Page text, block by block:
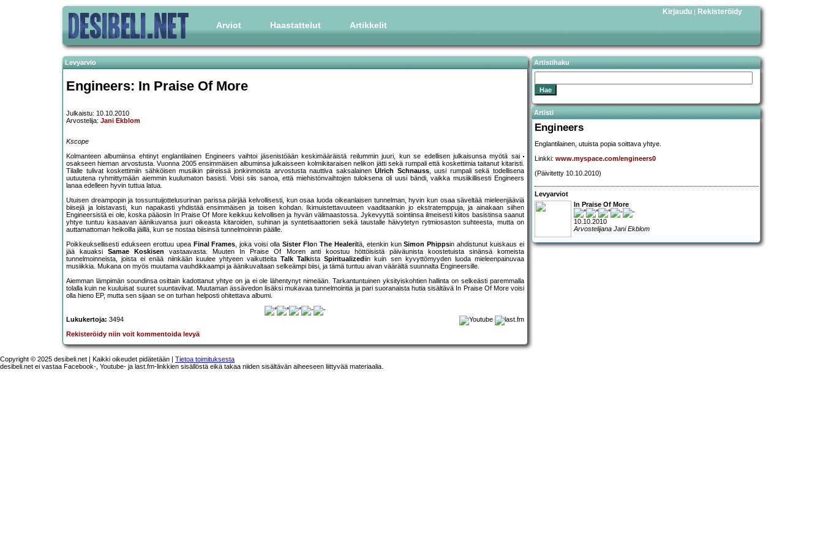
Arviot Haastattelut Artikkelit
Kirjaudu | Rekisteröidy
Levyarvio
Engineers: In Praise Of More
Julkaistu: 10.10.2010
Arvostelija: Jani Ekblom
Kscope
Kolmanteen albumiinsa ehtinyt englantilainen Engineers vaihtoi jäsenistöään keskimääräistä reilummin juuri, kun se edellisen julkaisunsa myötä sai
osakseen hieman arvostusta. Vuonna 2005 ensimmäisen albuminsa julkaisseen kolmikitaraisen nelikon jätti sekä rumpali että koskettimia taitanut kitaristi.
Tilalle tulivat koskettimiin sähköisen musiikin piireissä jonkinmoista arvostusta nauttiva saksalainenUlrich Schnauss, uusi rumpali sekä todellisena
uutuutena ryhmittymään aiemmin kuulumaton basisti. Voisi siis sanoa, että miehistönvaihtojen tuloksena oli uusi bändi, vaikka musiikillisesti Engineers
lanaa edelleen hyvin tuttua latua.
Utuisen dreampopin ja tossuntuijottelusurinan parissa pärjää kelvollisesti, kun osaa luoda oikeanlaisen tunnelman, hyvin kun osaa säveltää mieleenjääviä
biisejä ja loistavasti, kun napakasti yhdistää ensimmäisen ja toisen kohdan. Ikimuistettavuuteen vaaditaankin jo ekstratemppuja, ja ainakaan siihen
Engineersistä ei ole, koska pääosin In Praise Of More keikkuu kelvollisen ja hyvän välimaastossa. Jykevyyttä sointiinsa ilmeisesti kiitos basistinsa saanut
yhtye tuntuu kasaavan äänikuvansa juuri oikeasta kitaroiden, suhinan ja syntetisaattorien sekä taustalle häivytetyn rytmiosaston suhteesta, mutta on
auttamattoman heikoilla jäillä, kun se nostaa biisinsä tunnelmoinnin päälle.
Poikkeuksellisesti edukseen erottuu upea Final Frames, joka voisi ollaSister Flon The Healeriltä, etenkin kunSimon Phippsin ahdistunut kuiskaus ei
jää kauaksiSamae Koskisen vastaavasta. Muuten In Praise Of Moren anti koostuu höttöisistä päiväunista koostetuista sinänsä komeista
tunnelmoinneista, joista ei enää niinkään kuulee yhtyeen vaikutteitaTalk TalkistaSpiritualizediin kuin sen kyvyttömyyden luoda mieleenpainuvaa
musiikkia. Mukana on myös muutama vauhdikkaampi ja äänikuvaltaan selkeämpi biisi, ja tämä tuntuu aivan väärältä suunnalta Engineersille.
Aiemman lämpimän soundinsa osittain kadottanut yhtye on ja ei ole lähentynyt nimeään. Tarkantuntuinen yksityiskohtien hallinta on selkeästi paremmalla
tolalla kuin ne kuuluisat suuret suuntaviivat. Muutaman ässävedon lisäksi mukavaa tunnelmointia ja pari suoranaista hutia sisältävä In Praise Of More voisi
olla hieno EP, mutta sen sijaan se on turhan helposti ohitettava albumi.
Lukukertoja: 3494
Rekisteröidy niin voit kommentoida levyä
Artistihaku
Artisti
Engineers
Englantilainen, utuista popia soittava yhtye.
Linkki: www.myspace.com/engineers0
(Päivitetty 10.10.2010)
Levyarviot
In Praise Of More
10.10.2010
Arvostelijana Jani Ekblom
Copyright © 2025 desibeli.net | Kaikki oikeudet pidätetään | Tietoa toimituksesta
desibeli.net ei vastaa Facebook-, Youtube- ja last.fm-linkkien sisällöstä eikä takaa niiden sisältävän aiheeseen liittyvää materiaalia.